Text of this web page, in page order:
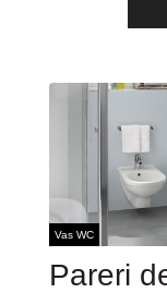
Vas WC
Pareri